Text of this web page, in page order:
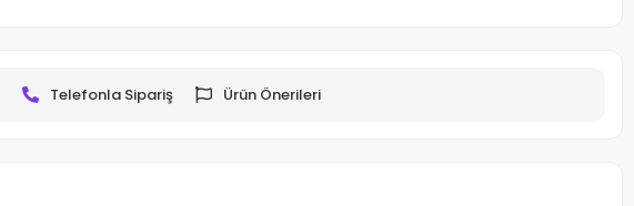
Telefonla Sipariş Ürün Önerileri